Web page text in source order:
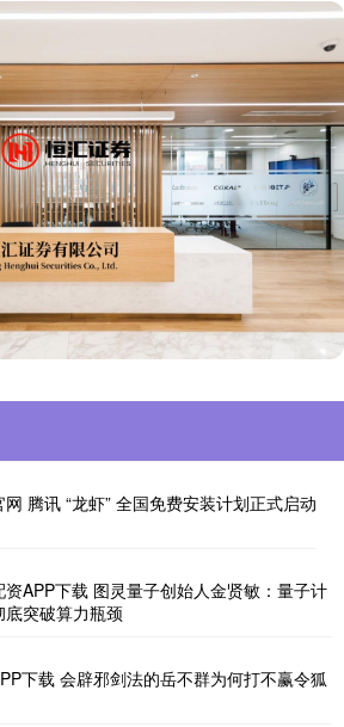
腾讯 “龙虾” 全国免费安装计划正式启动
资APP下载 图灵量子创始人金贤敏：量子计
底突破算力瓶颈
下载 会辟邪剑法的岳不群为何打不赢令狐